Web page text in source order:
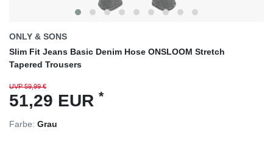
ONLY & SONS
Slim Fit Jeans Basic Denim Hose ONSLOOM Stretch
Tapered Trousers
UVP 59,99 €
51,29 EUR *
Farbe: Grau